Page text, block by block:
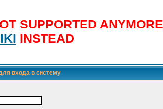
SUPPORTED ANYMORE
INSTEAD
входа в систему